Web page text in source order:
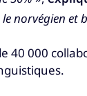
norvégien et
40 000